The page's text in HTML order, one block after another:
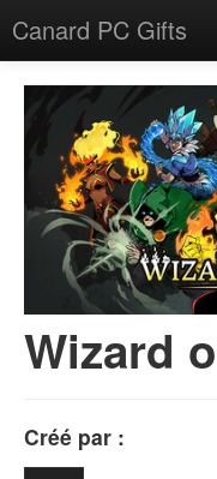
Canard PC Gifts
Wizard
Créé par :